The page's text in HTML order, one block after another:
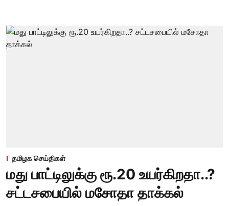
தமிழக செய்திகள்
மது பாட்டிலுக்கு ரூ.20 உயர்கிறதா..?
சட்டசபையில் மசோதா தாக்கல்